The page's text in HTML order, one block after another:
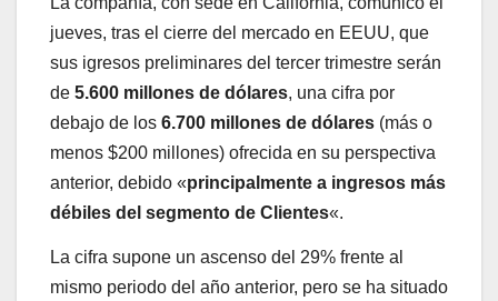
jueves, tras el cierre del mercado en EEUU, que
sus igresos preliminares del tercer trimestre serán
de 5.600 millones de dólares, una cifra por
debajo de los 6.700 millones de dólares (más o
menos $200 millones) ofrecida en su perspectiva
anterior, debido «principalmente a ingresos más
débiles del segmento de Clientes«.
La cifra supone un ascenso del 29% frente al
mismo periodo del año anterior, pero se ha situado